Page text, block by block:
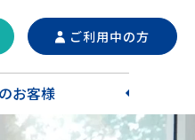
ご利用中の方
お客様